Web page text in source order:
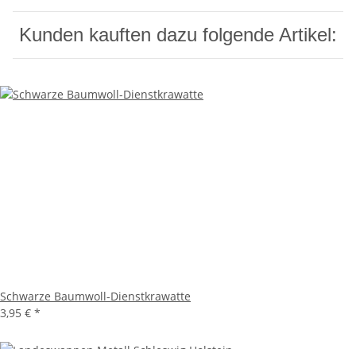
Kunden kauften dazu folgende Artikel:
Schwarze Baumwoll-Dienstkrawatte
3,95 € *